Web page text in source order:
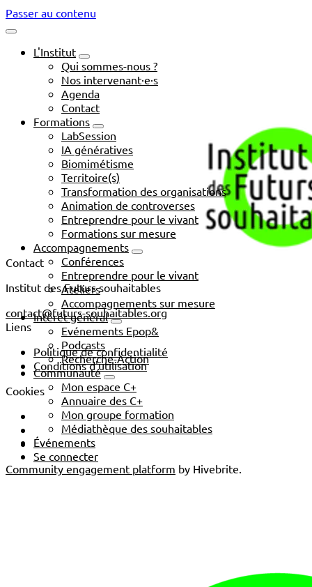
Passer au contenu
L'Institut
Qui sommes-nous ?
Nos intervenant·e·s
Agenda
Contact
Formations
LabSession
IA génératives
Biomimétisme
Territoire(s)
Transformation des organisations
Animation de controverses
Entreprendre pour le vivant
Formations sur mesure
Accompagnements
Conférences
Entreprendre pour le vivant
Ateliers
Accompagnements sur mesure
Intérêt général
Evénements Epop&
Podcasts
Recherche-Action
Communauté
Mon espace C+
Annuaire des C+
Mon groupe formation
Médiathèque des souhaitables
Événements
Se connecter
Contact
Institut des Futurs souhaitables
contact@futurs-souhaitables.org
Liens
Politique de confidentialité
Conditions d'utilisation
Cookies
Community engagement platform by Hivebrite.